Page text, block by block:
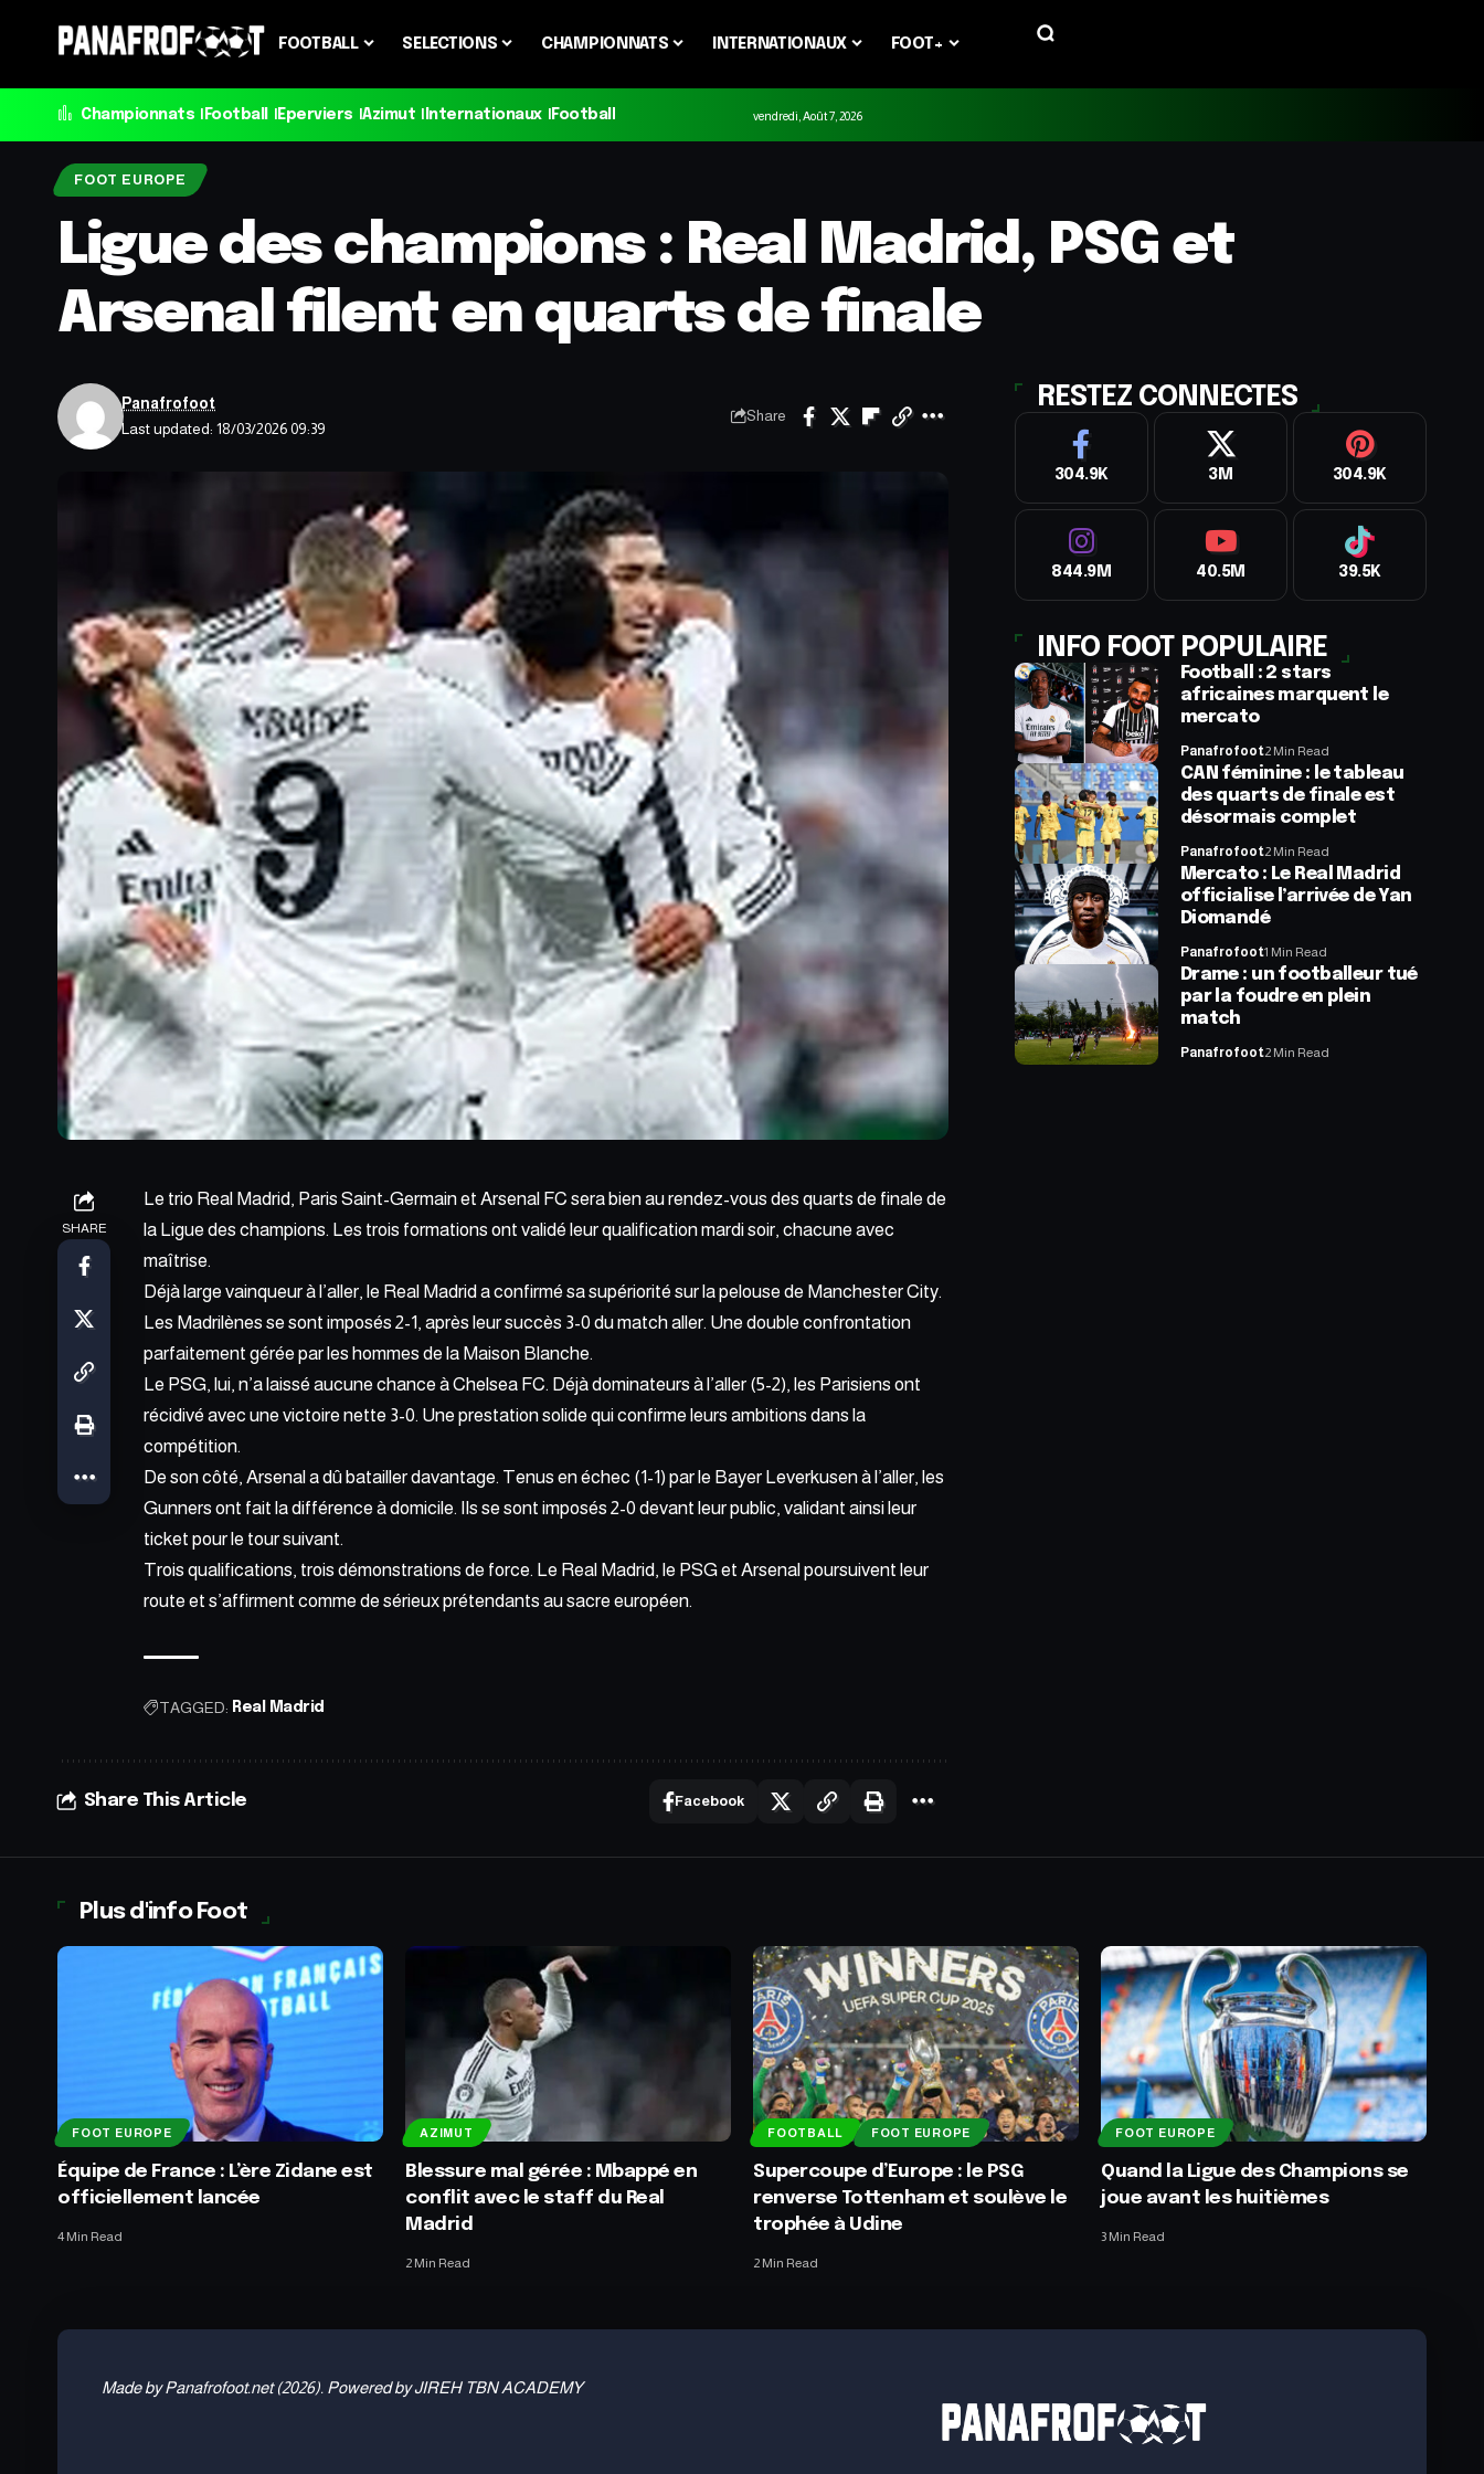
FOOTBALL SELECTIONS CHAMPIONNATS INTERNATIONAUX FOOT+
Championnats Football Eperviers Azimut Internationaux Football vendredi, Août 7, 2026
FOOT EUROPE
Ligue des champions : Real Madrid, PSG et
Arsenal filent en quarts de finale
Last updated: 18/03/2026 09:39
Panafrofoot
Share
SHARE
Le trio Real Madrid, Paris Saint-Germain et Arsenal FC sera bien au rendez-vous des quarts de finale de
la Ligue des champions. Les trois formations ont validé leur qualification mardi soir, chacune avec
maîtrise.
Déjà large vainqueur à l’aller, le Real Madrid a confirmé sa supériorité sur la pelouse de Manchester City.
Les Madrilènes se sont imposés 2-1, après leur succès 3-0 du match aller. Une double confrontation
parfaitement gérée par les hommes de la Maison Blanche.
Le PSG, lui, n’a laissé aucune chance à Chelsea FC. Déjà dominateurs àl’aller (5-2), les Parisiens ont
récidivé avec une victoire nette 3-0. Une prestation solide qui confirme leurs ambitions dans la
compétition.
De son côté, Arsenal a dû batailler davantage. Tenus en échec (1-1) par le Bayer Leverkusen à l’aller, les
Gunners ont fait la différence à domicile. Ils se sont imposés 2-0 devant leur public, validant ainsi leur
ticket pour le tour suivant.
Trois qualifications, trois démonstrations de force. Le Real Madrid, le PSG et Arsenal poursuivent leur
route et s’affirment comme de sérieux prétendants au sacre européen.
TAGGED: Real Madrid
Share This Article Facebook
RESTEZ CONNECTES
304.9K 3M 304.9K
844.9M 40.5M 39.5K
INFO FOOT POPULAIRE
Football : 2 stars
africaines marquent le
mercato
Panafrofoot2 Min Read
CAN féminine : le tableau
des quarts de finale est
désormais complet
Panafrofoot2 Min Read
Mercato : Le Real Madrid
officialise l’arrivée de Yan
Diomandé
Panafrofoot1 Min Read
Drame : un footballeur tué
par la foudre en plein
match
Panafrofoot2 Min Read
Plus d'info Foot
FOOT EUROPE
Équipe de France : L’ère Zidane est
officiellement lancée
4 Min Read
AZIMUT
Blessure mal gérée : Mbappé en
conflit avec le staff du Real
Madrid
2 Min Read
FOOTBALL FOOT EUROPE
Supercoupe d’Europe : le PSG
renverse Tottenham et soulève le
trophée à Udine
2 Min Read
FOOT EUROPE
Quand la Ligue des Champions se
joue avant les huitièmes
3 Min Read
Made by Panafrofoot.net (2026). Powered by JIREH TBN ACADEMY